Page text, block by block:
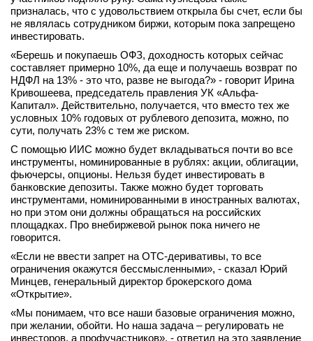
телеграм
Стать автором
Вход
призналась, что с удовольствием открыла бы счет, если бы
не являлась сотрудником биржи, которым пока запрещено
инвестировать.
«Берешь и покупаешь ОФЗ, доходность которых сейчас
составляет примерно 10%, да еще и получаешь возврат по
НДФЛ на 13% - это что, разве не выгода?» - говорит Ирина
Кривошеева, председатель правления УК «Альфа-
Капитал». Действительно, получается, что вместо тех же
условных 10% годовых от рублевого депозита, можно, по
сути, получать 23% с тем же риском.
С помощью ИИС можно будет вкладываться почти во все
инструменты, номинированные в рублях: акции, облигации,
фьючерсы, опционы. Нельзя будет инвестировать в
банковские депозиты. Также можно будет торговать
инструментами, номинированными в иностранных валютах,
но при этом они должны обращаться на российских
площадках. Про внебиржевой рынок пока ничего не
говорится.
«Если не ввести запрет на OTC-деривативы, то все
ограничения окажутся бессмысленными», - сказал Юрий
Минцев, генеральный директор брокерского дома
«Открытие».
«Мы понимаем, что все наши базовые ограничения можно,
при желании, обойти. Но наша задача – регулировать не
инвесторов, а профучастников», - ответил на это заявление